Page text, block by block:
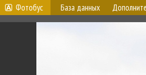
Фотобус База данных